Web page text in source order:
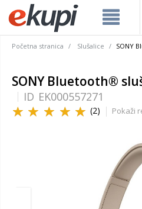
Početna stranica Slušalice SONY
SONY Bluetooth®
ID EK000557271
(2) Pokaži